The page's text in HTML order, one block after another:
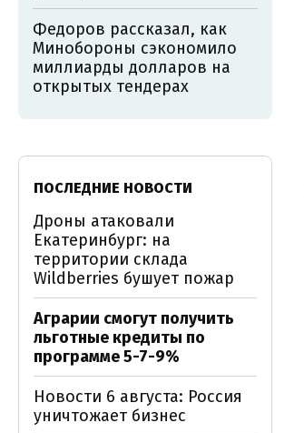
Федоров рассказал, как
Минобороны сэкономило
миллиарды долларов на
открытых тендерах
ПОСЛЕДНИЕ НОВОСТИ
Дроны атаковали
Екатеринбург: на
территории склада
Wildberries бушует пожар
Аграрии смогут получить
льготные кредиты по
программе 5-7-9%
Новости 6 августа: Россия
уничтожает бизнес